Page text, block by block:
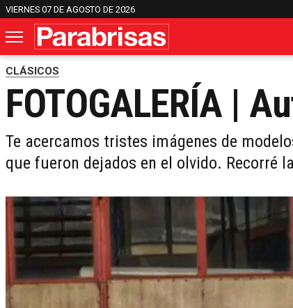
VIERNES 07 DE AGOSTO DE 2026
CLÁSICOS
FOTOGALERÍA |
Te acercamos tristes imágenes de
que fueron dejados en el olvido. Recorré